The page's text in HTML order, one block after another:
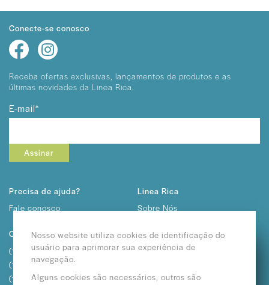
Conecte-se conosco
Receba ofertas exclusivas, lançamentos de produtos e as
últimas novidades da Linea Rica.
E-mail*
Assinar
Precisa de ajuda?
Fale conosco
Contato
(11) 2292-3232
(11) 2362-3611
(11) 2682-1057
Linea Rica
Sobre Nós
Nosso website utiliza cookies de identificação do
usuário para aprimorar sua experiência de
navegação.
Alguns cookies são necessários, outros são